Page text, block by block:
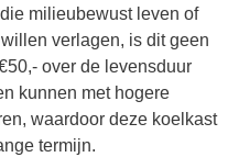
milieubewust leven of
verlagen, is dit geen
over de levensduur
kunnen met hogere
waardoor deze koelkast
termijn.